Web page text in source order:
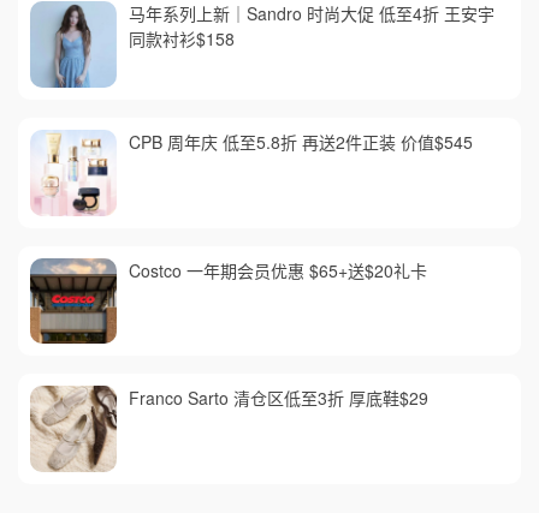
马年系列上新｜Sandro 时尚大促 低至4折 王安宇
同款衬衫$158
CPB 周年庆 低至5.8折 再送2件正装 价值$545
Costco 一年期会员优惠 $65+送$20礼卡
Franco Sarto 清仓区低至3折 厚底鞋$29